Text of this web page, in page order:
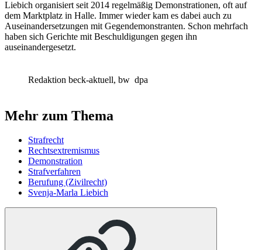
Liebich organisiert seit 2014 regelmäßig Demonstrationen, oft auf
dem Marktplatz in Halle. Immer wieder kam es dabei auch zu
Auseinandersetzungen mit Gegendemonstranten. Schon mehrfach
haben sich Gerichte mit Beschuldigungen gegen ihn
auseinandergesetzt.
Redaktion beck-aktuell, bw dpa
Mehr zum Thema
Strafrecht
Rechtsextremismus
Demonstration
Strafverfahren
Berufung (Zivilrecht)
Svenja-Marla Liebich